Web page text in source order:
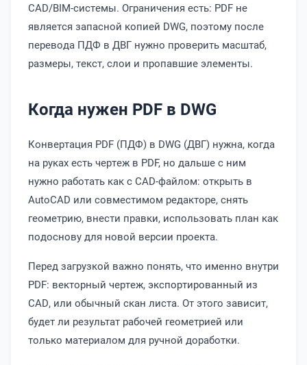
CAD/BIM-системы. Ограничения есть: PDF не
является запасной копией DWG, поэтому после
перевода ПДФ в ДВГ нужно проверить масштаб,
размеры, текст, слои и пропавшие элементы.
Когда нужен PDF в DWG
Конвертация PDF (ПДФ) в DWG (ДВГ) нужна, когда
на руках есть чертеж в PDF, но дальше с ним
нужно работать как с CAD-файлом: открыть в
AutoCAD или совместимом редакторе, снять
геометрию, внести правки, использовать план как
подоснову для новой версии проекта.
Перед загрузкой важно понять, что именно внутри
PDF: векторный чертеж, экспортированный из
CAD, или обычный скан листа. От этого зависит,
будет ли результат рабочей геометрией или
только материалом для ручной доработки.